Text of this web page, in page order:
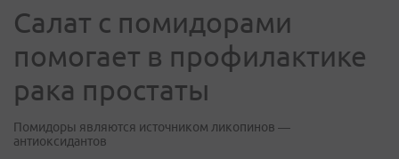
Салат с помидорами
помогает в профилактике
рака простаты
Помидоры являются источником ликопинов —
антиоксидантов